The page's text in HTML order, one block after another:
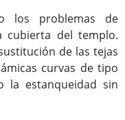
los problemas de
cubierta del templo.
de las tejas
curvas de tipo
la estanqueidad sin